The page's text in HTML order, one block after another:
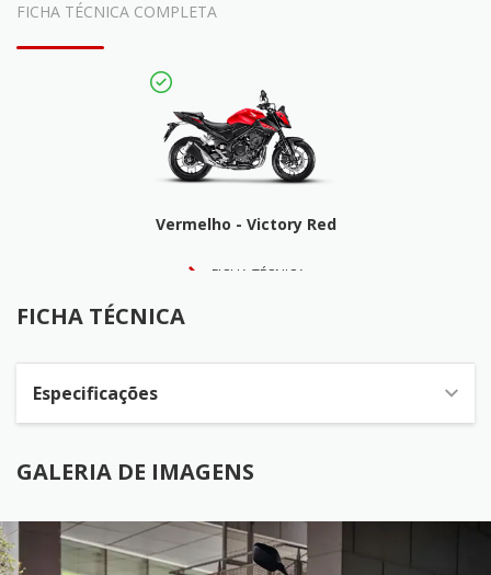
FICHA TÉCNICA COMPLETA
Vermelho - Victory Red
FICHA TÉCNICA
FICHA TÉCNICA
Especificações
GALERIA DE IMAGENS